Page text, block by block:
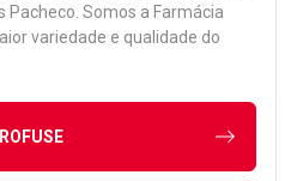
Pacheco. Somos a Farmácia
variedade e qualidade do